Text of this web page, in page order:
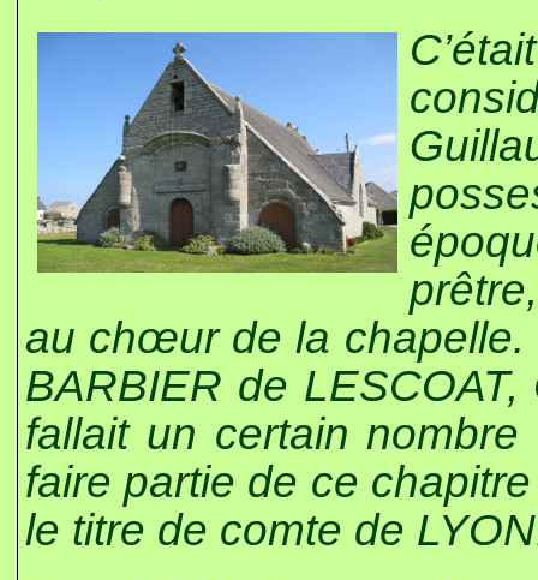
au chœur de la chapelle.
BARBIER de
fallait un certain
faire partie de ce
le titre de comte de